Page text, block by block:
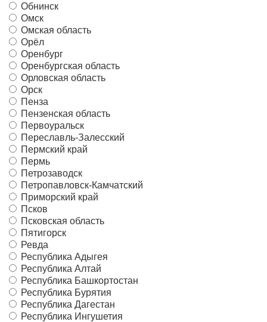
Обнинск
Омск
Омская область
Орёл
Оренбург
Оренбургская область
Орловская область
Орск
Пенза
Пензенская область
Первоуральск
Переславль-Залесский
Пермский край
Пермь
Петрозаводск
Петропавловск-Камчатский
Приморский край
Псков
Псковская область
Пятигорск
Ревда
Республика Адыгея
Республика Алтай
Республика Башкортостан
Республика Бурятия
Республика Дагестан
Республика Ингушетия